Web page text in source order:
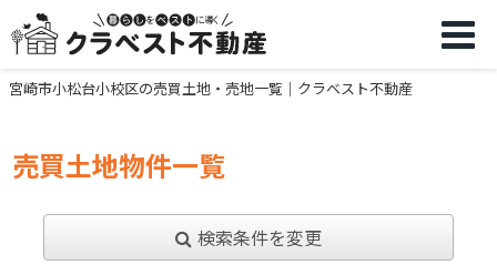
宮崎市小松台小校区の売買土地・売地一覧｜クラベスト不動産
売買土地物件一覧
検索条件を変更